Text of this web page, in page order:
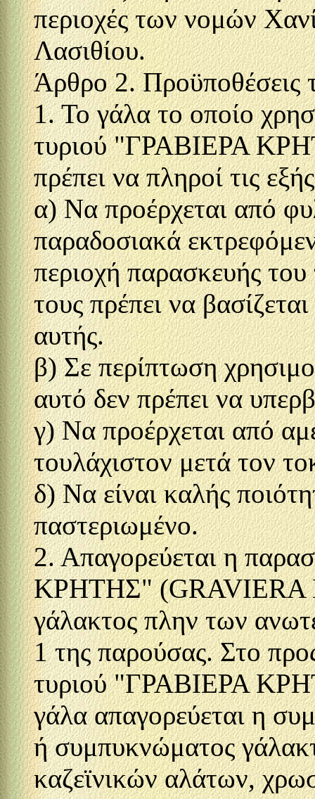
περιοχές των νομών
Λασιθίου.
Άρθρο 2. Προϋποθέσεις
1. Το γάλα το οποίο
τυριού "ΓΡΑΒΙΕΡΑ
πρέπει να πληροί τις
α) Να προέρχεται από
παραδοσιακά
περιοχή παρασκευής
τους πρέπει να
αυτής.
β) Σε περίπτωση
αυτό δεν πρέπει να
γ) Να προέρχεται από
τουλάχιστον μετά τον
δ) Να είναι καλής
παστεριωμένο.
2. Απαγορεύεται η
ΚΡΗΤΗΣ" (GRAVIERA
γάλακτος πλην των
1 της παρούσας. Στο
τυριού "ΓΡΑΒΙΕΡΑ
γάλα απαγορεύεται η
ή συμπυκνώματος
καζεϊνικών αλάτων,